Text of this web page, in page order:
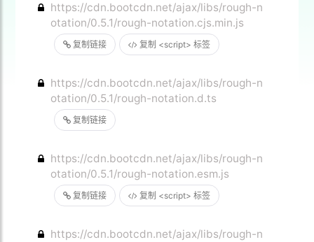
复制链接 复制 <script> 标签
https://cdn.bootcdn.net/ajax/libs/rough-n
otation/0.5.1/rough-notation.cjs.min.js
复制链接
https://cdn.bootcdn.net/ajax/libs/rough-n
otation/0.5.1/rough-notation.d.ts
复制链接 复制 <script> 标签
https://cdn.bootcdn.net/ajax/libs/rough-n
otation/0.5.1/rough-notation.esm.js
https://cdn.bootcdn.net/ajax/libs/rough-n